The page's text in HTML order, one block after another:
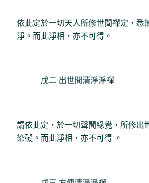
依此定於一切天人所修世間禪定，悉
淨。而此淨相，亦不可得。
戊二 出世間清淨淨禪
謂依此定，於一切聲聞緣覺，所修出
染礙。而此淨相，亦不可得 。